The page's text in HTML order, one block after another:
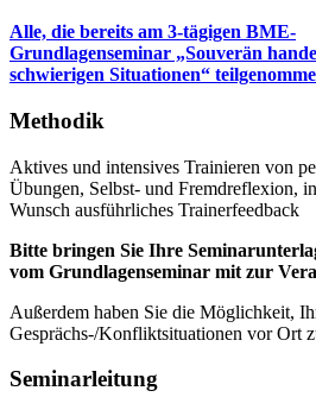
Alle, die bereits am 3-tägigen BME-
Grundlagenseminar „Souverän
schwierigen Situationen“
Methodik
Aktives und intensives Trainieren von
Übungen, Selbst- und Fremdreflexion,
Wunsch ausführliches Trainerfeedback
Bitte bringen Sie Ihre
vom Grundlagenseminar mit zur
Außerdem haben Sie die Möglichkeit,
Gesprächs-/Konfliktsituationen vor Ort
Seminarleitung